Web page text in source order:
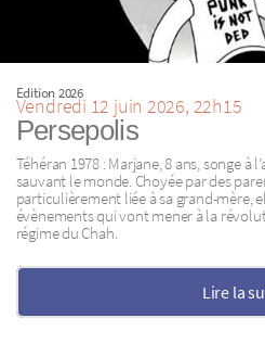
Edition 2026
Vendredi 12 juin 2026, 22h15
Persepolis
Téhéran 1978 : Marjane, 8 ans, songe à
sauvant le monde. Choyée par des
particulièrement liée à sa grand-mère,
évènements qui vont mener à la
régime du Chah.
Lire la